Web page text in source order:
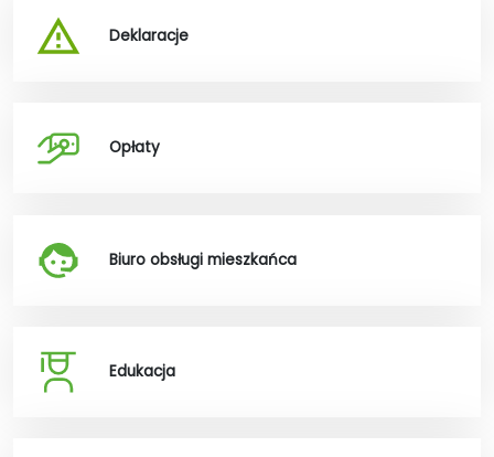
Deklaracje
Opłaty
Biuro obsługi mieszkańca
Edukacja